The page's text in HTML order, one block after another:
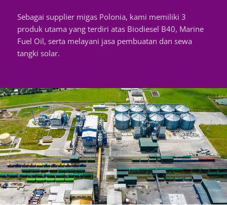
Sebagai supplier migas Polonia, kami memiliki 3
produk utama yang terdiri atas Biodiesel B40, Marine
Fuel Oil, serta melayani jasa pembuatan dan sewa
tangki solar.